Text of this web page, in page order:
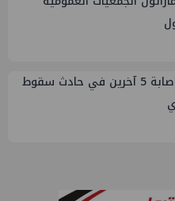
عاجل: وفاة عامل وإصابة 5 آخرين في حادث سقوط